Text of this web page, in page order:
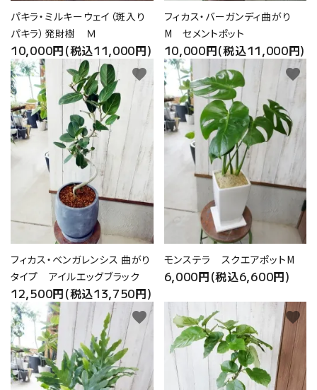
パキラ・ミルキーウェイ（斑入り
パキラ）発財樹 Ｍ
10,000円(税込11,000円)
フィカス・バーガンディ曲がり
M セメントポット
10,000円(税込11,000円)
フィカス・ベンガレンシス 曲がり
タイプ アイルエッグブラック
12,500円(税込13,750円)
favorite
モンステラ スクエアポットM
6,000円(税込6,600円)
favorite
favorite favorite